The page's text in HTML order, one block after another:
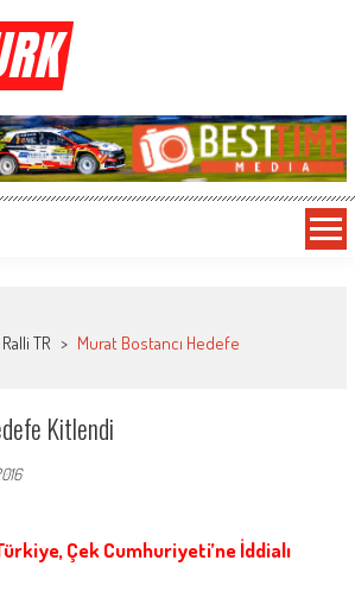
Ralli TR > Murat Bostancı Hedefe
Kitlendi
Çek Cumhuriyeti’ne İddialı